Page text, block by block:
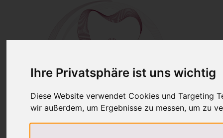
Ihre Privatsphäre ist uns wichtig
Diese Website verwendet Cookies und Targeting
wir außerdem, um Ergebnisse zu messen, um zu